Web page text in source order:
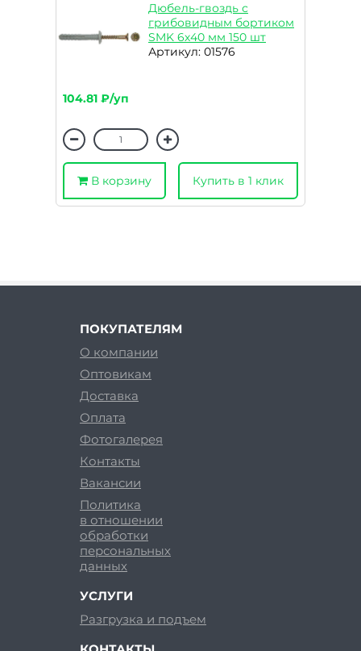
Дюбель-гвоздь с
грибовидным бортиком
SMK 6х40 мм 150 шт
Артикул: 01576
104.81 ₽/уп
В корзину Купить в 1 клик
ПОКУПАТЕЛЯМ
О компании
Оптовикам
Доставка
Оплата
Фотогалерея
Контакты
Вакансии
Политика
в отношении
обработки
персональных
данных
УСЛУГИ
Разгрузка и подъем